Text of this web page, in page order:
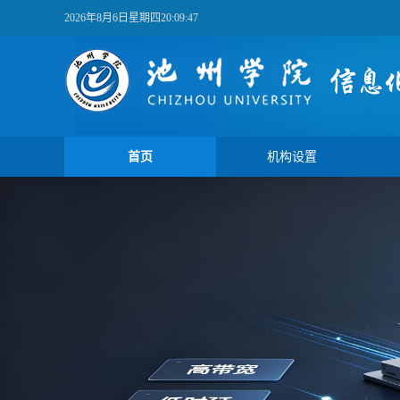
2026年8月6日星期四20:09:48
首页 机构设置